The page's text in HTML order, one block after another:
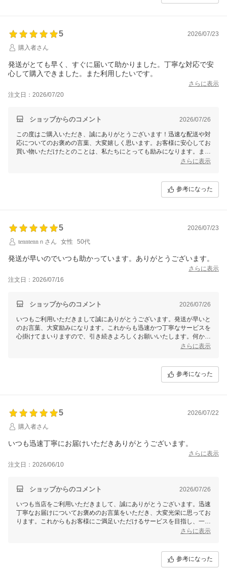
5
2026/07/23
購入者さん
発送がとても早く、すぐに届いて助かりました。丁寧な対応で安
心して購入できました。また利用したいです。
さらに表示
注文日：2026/07/20
ショップからのコメント 2026/07/26
この度はご購入いただき、誠にありがとうございます！迅速な配送や対
応についてのお褒めの言葉、大変嬉しく思います。お客様に安心してお
買い物いただけたとのことは、私たちにとっても励みになります。また
のご利用を心よりお待ちしております。引き続き、よろしくお願いいた
さらに表示
参考になった
5
2026/07/23
tenntennｎさん
女性 50代
発送が早いのでいつも助かっています。ありがとうございます。
さらに表示
注文日：2026/07/16
ショップからのコメント 2026/07/26
いつもご利用いただきまして誠にありがとうございます。発送が早いと
のお言葉、大変励みになります。これからも迅速かつ丁寧なサービスを
心掛けてまいりますので、引き続きよろしくお願いいたします。何かご
意見やご要望がございましたら、ぜひお気軽にお知らせくださいませ。
さらに表示
参考になった
5
2026/07/22
購入者さん
いつも迅速丁寧にお届けいただきありがとうございます。
さらに表示
注文日：2026/06/10
ショップからのコメント 2026/07/26
いつも当店をご利用いただきまして、誠にありがとうございます。迅速
丁寧なお届けについてお褒めのお言葉をいただき、大変光栄に思ってお
ります。これからもお客様にご満足いただけるサービスを目指し、一層
努力してまいります。何かお気づきの点やご要望がございましたら、遠
さらに表示
参考になった